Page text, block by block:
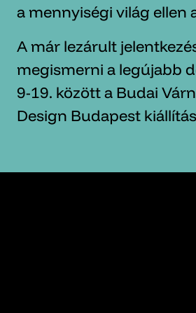
a mennyiségi világ ellen
A már lezárult
megismerni a legújabb
9-19. között a Budai
Design Budapest